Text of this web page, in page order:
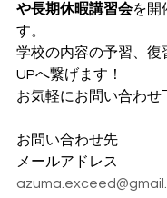
や長期休暇講習会を開
す。
学校の内容の予習、復
UPへ繋げます！
お気軽にお問い合わせ
お問い合わせ先
メールアドレス